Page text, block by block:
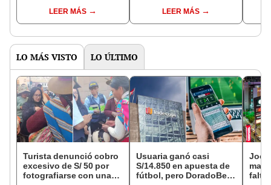
abuso sexual
infantil en Colombia
LEER MÁS
gimnastasLEER MÁS
LO MÁS VISTO LO ÚLTIMO
Turista denunció cobro
excesivo de S/ 50 por
fotografiarse con una
Usuaria ganó casi
S/14.850 en apuesta de
fútbol, pero DoradoBet
falta